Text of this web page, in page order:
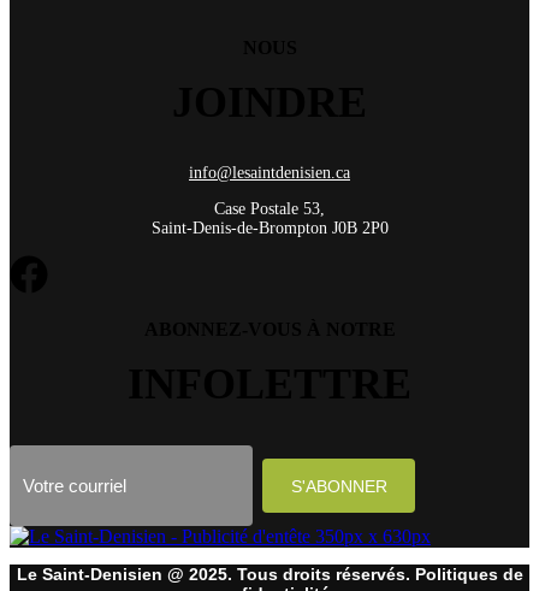
info@lesaintdenisien.ca
Case Postale 53,
Saint-Denis-de-Brompton J0B 2P0
Le Saint-Denisien @ 2025. Tous droits réservés. Politiques de